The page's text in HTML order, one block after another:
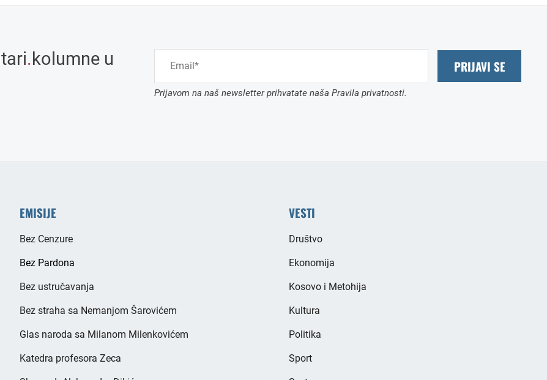
.kolumne u
PRIJAVI SE
Prijavom na naš newsletter prihvatate naša Pravila privatnosti.
EMISIJE
Bez Cenzure
Bez Pardona
Bez ustručavanja
Bez straha sa Nemanjom Šarovićem
Glas naroda sa Milanom Milenkovićem
Katedra profesora Zeca
VESTI
Društvo
Ekonomija
Kosovo i Metohija
Kultura
Politika
Sport